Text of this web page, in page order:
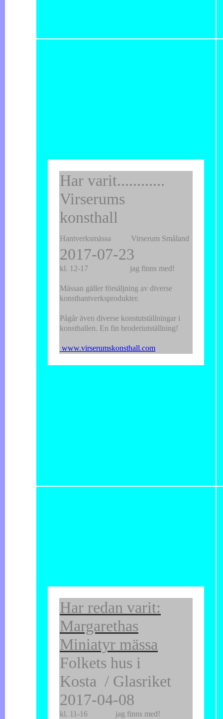
Har varit............
Virserums
konsthall
Hantverksmässa Virserum Småland
2017-07-23
kl. 12-17 jag finns med!
Mässan gäller försäljning av diverse
konsthantverksprodukter.
Pågår även diverse konstutställningar i
konsthallen. En fin broderiutställning!
www.virserumskonsthall.com
Har redan varit:
Margarethas
Miniatyr mässa
Folkets hus i
Kosta / Glasriket
2017-04-08
kl. 11-16 jag finns med!